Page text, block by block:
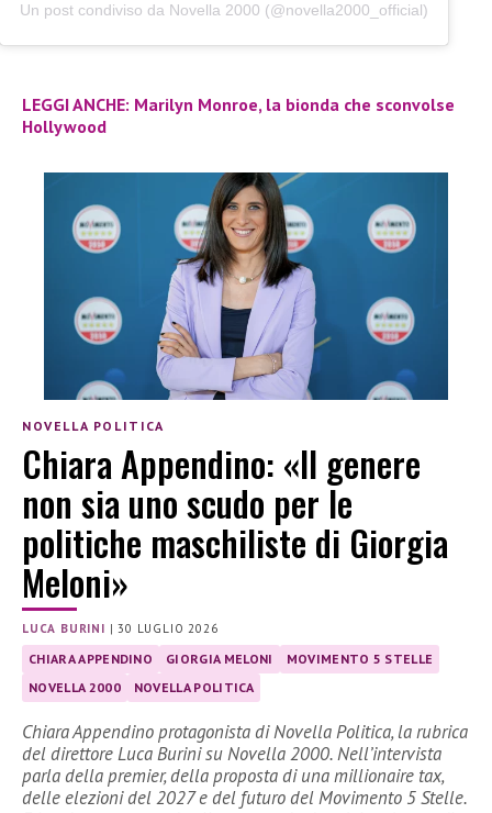
Un post condiviso da Novella 2000 (@novella2000_official)
LEGGI ANCHE: Marilyn Monroe, la bionda che sconvolse
Hollywood
NOVELLA POLITICA
Chiara Appendino: «Il genere
non sia uno scudo per le
politiche maschiliste di Giorgia
Meloni»
LUCA BURINI |30 LUGLIO 2026
CHIARA APPENDINO GIORGIA MELONI
MOVIMENTO 5 STELLE
NOVELLA 2000
NOVELLA POLITICA
Chiara Appendino protagonista di Novella Politica, la rubrica
del direttore Luca Burini su Novella 2000. Nell’intervista
parla della premier, della proposta di una millionaire tax,
delle elezioni del 2027 e del futuro del Movimento 5 Stelle.